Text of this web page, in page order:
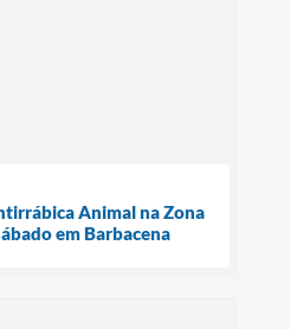
Animal na Zona
em Barbacena